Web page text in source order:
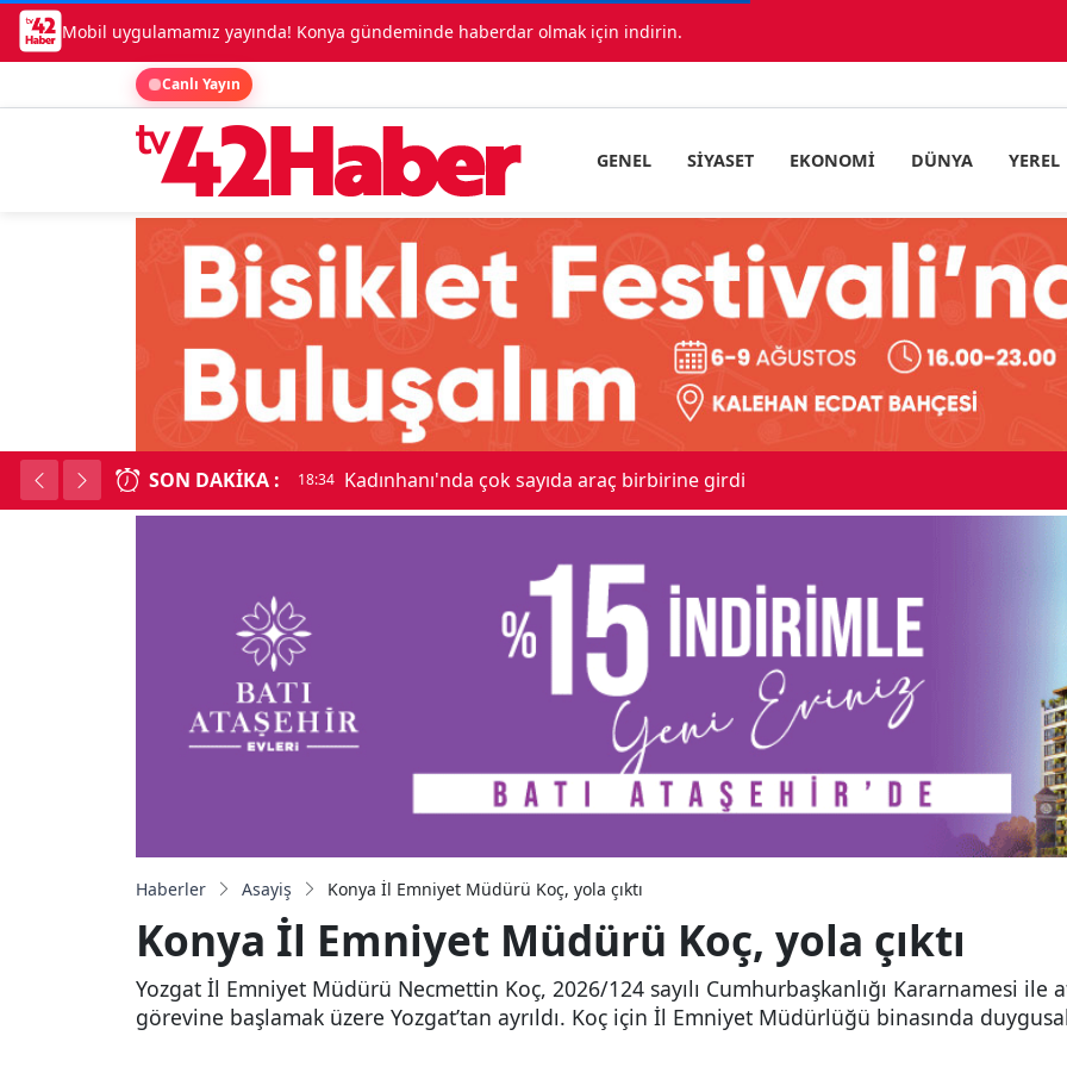
Mobil uygulamamız yayında! Konya gündeminde haberdar olmak için indirin.
Canlı Yayın
GENEL SIYASET EKONOMI DÜNYA YEREL
SON DAKIKA :
18:34 Kadınhanı'nda çok sayıda araç birbirine girdi
Haberler Asayiş Konya İl Emniyet Müdürü Koç, yola çıktı
Konya İl Emniyet Müdürü Koç, yola çıktı
Yozgat İl Emniyet Müdürü Necmettin Koç, 2026/124 sayılı Cumhurbaşkanlığı Kararnamesi ile
görevine başlamak üzere Yozgat’tan ayrıldı. Koç için İl Emniyet Müdürlüğü binasında